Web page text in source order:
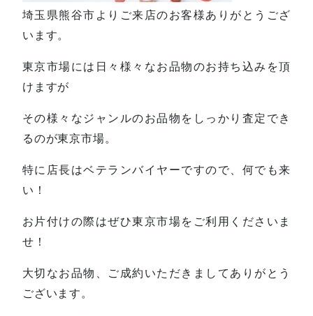
埼玉県熊谷市よりご来店のお客様ありがとうござ
います。
東京市場には日々様々なお品物のお持ち込みを頂
けますが
その様々なジャンルのお品物をしっかり査定でき
るのが東京市場。
特に店長はベテランバイヤーですので、何でも来
い！
お片付けの際はぜひ東京市場をご利用くださいま
せ！
大切なお品物、ご成約いただきましてありがとう
ございます。